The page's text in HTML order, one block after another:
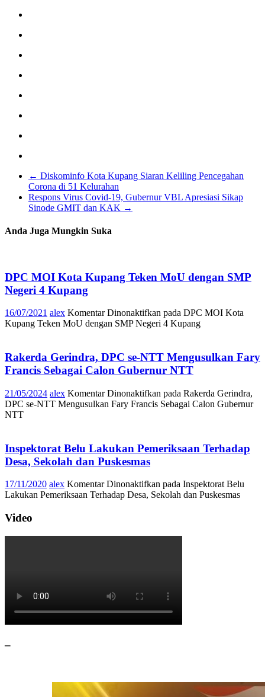
← Diskominfo Kota Kupang Siaran Keliling Pencegahan
Corona di 51 Kelurahan
Respons Virus Covid-19, Gubernur VBL Apresiasi Sikap
Sinode GMIT dan KAK →
Anda Juga Mungkin Suka
DPC MOI Kota Kupang Teken MoU dengan SMP
Negeri 4 Kupang
16/07/2021 alex Komentar Dinonaktifkan pada DPC MOI Kota
Kupang Teken MoU dengan SMP Negeri 4 Kupang
Rakerda Gerindra, DPC se-NTT Mengusulkan Fary
Francis Sebagai Calon Gubernur NTT
21/05/2024 alex Komentar Dinonaktifkan pada Rakerda Gerindra,
DPC se-NTT Mengusulkan Fary Francis Sebagai Calon Gubernur
NTT
Inspektorat Belu Lakukan Pemeriksaan Terhadap
Desa, Sekolah dan Puskesmas
17/11/2020 alex Komentar Dinonaktifkan pada Inspektorat Belu
Lakukan Pemeriksaan Terhadap Desa, Sekolah dan Puskesmas
Video
–